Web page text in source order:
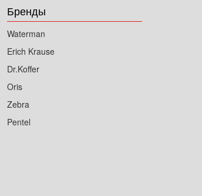
Бренды
Waterman
Erich Krause
Dr.Koffer
Oris
Zebra
Pentel